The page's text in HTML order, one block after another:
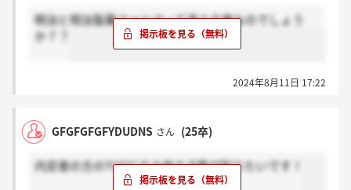
明治と明治製菓ファルマって違う企業なのでしょう
か？？
2024年8月11日 17:22
GFGFGFGFYDUDNS さん (25卒)
内定者の方のTOEICの大体の点数が知りたいです！